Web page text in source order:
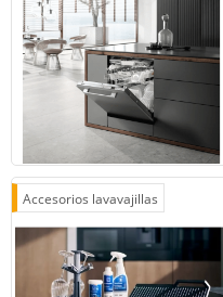
Accesorios lavavajillas